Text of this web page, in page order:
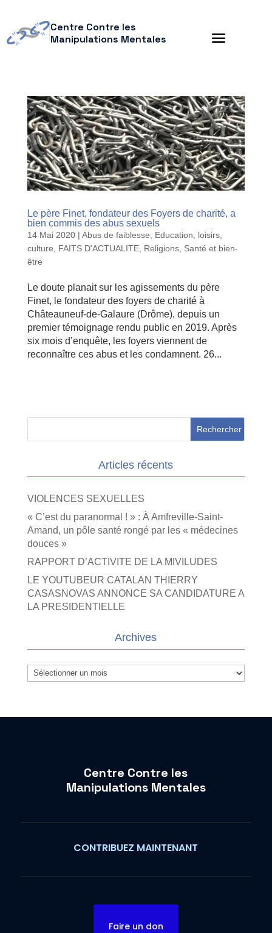
Centre Contre les
Manipulations Mentales
Le père Finet, fondateur des Foyers de charité, a
bien commis des abus sexuels
14 Mai 2020| Abus de faiblesse
Education, loisirs,
culture
FAITS D'ACTUALITE, Religions, Santé et bien-
être
Le doute planait sur les agissements du père
Finet, le fondateur des foyers de charité à
Châteauneuf-de-Galaure (Drôme), depuis un
premier témoignage rendu public en 2019. Après
six mois d’enquête, les foyers viennent de
reconnaître ces abus et les condamnent. 26...
Articles récents
VIOLENCES SEXUELLES
« C’est du paranormal ! » : À Amfreville-Saint-
Amand, un pôle santé rongé par les « médecines
douces »
RAPPORT D’ACTIVITE DE LA MIVILUDES
LE YOUTUBEUR CATALAN THIERRY
CASASNOVAS ANNONCE SA CANDIDATURE A
LA PRESIDENTIELLE
Archives
Archives
Centre Contre les
Manipulations Mentales
CONTRIBUEZ MAINTENANT
Faire un don